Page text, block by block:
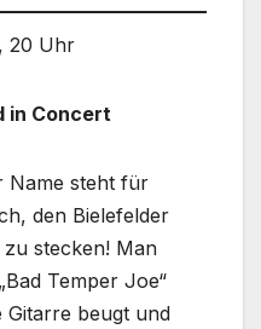
20 Uhr
in Concert
Name steht für
den Bielefelder
stecken! Man
Temper Joe“
Gitarre beugt und